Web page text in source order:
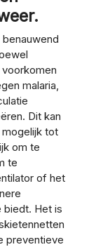
malaria,
Dit kan
tot
om te
te
of het
biedt. Het is
preventieve